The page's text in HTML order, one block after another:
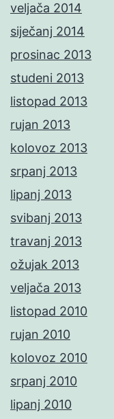
veljača 2014
siječanj 2014
prosinac 2013
studeni 2013
listopad 2013
rujan 2013
kolovoz 2013
srpanj 2013
lipanj 2013
svibanj 2013
travanj 2013
ožujak 2013
veljača 2013
listopad 2010
rujan 2010
kolovoz 2010
srpanj 2010
lipanj 2010